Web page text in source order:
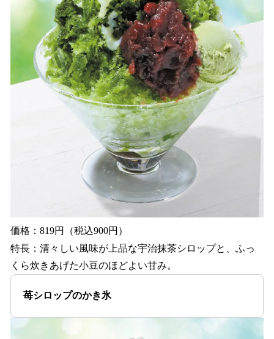
価格：819円（税込900円）
特長：清々しい風味が上品な宇治抹茶シロップと、ふっ
くら炊きあげた小豆のほどよい甘み。
苺シロップのかき氷